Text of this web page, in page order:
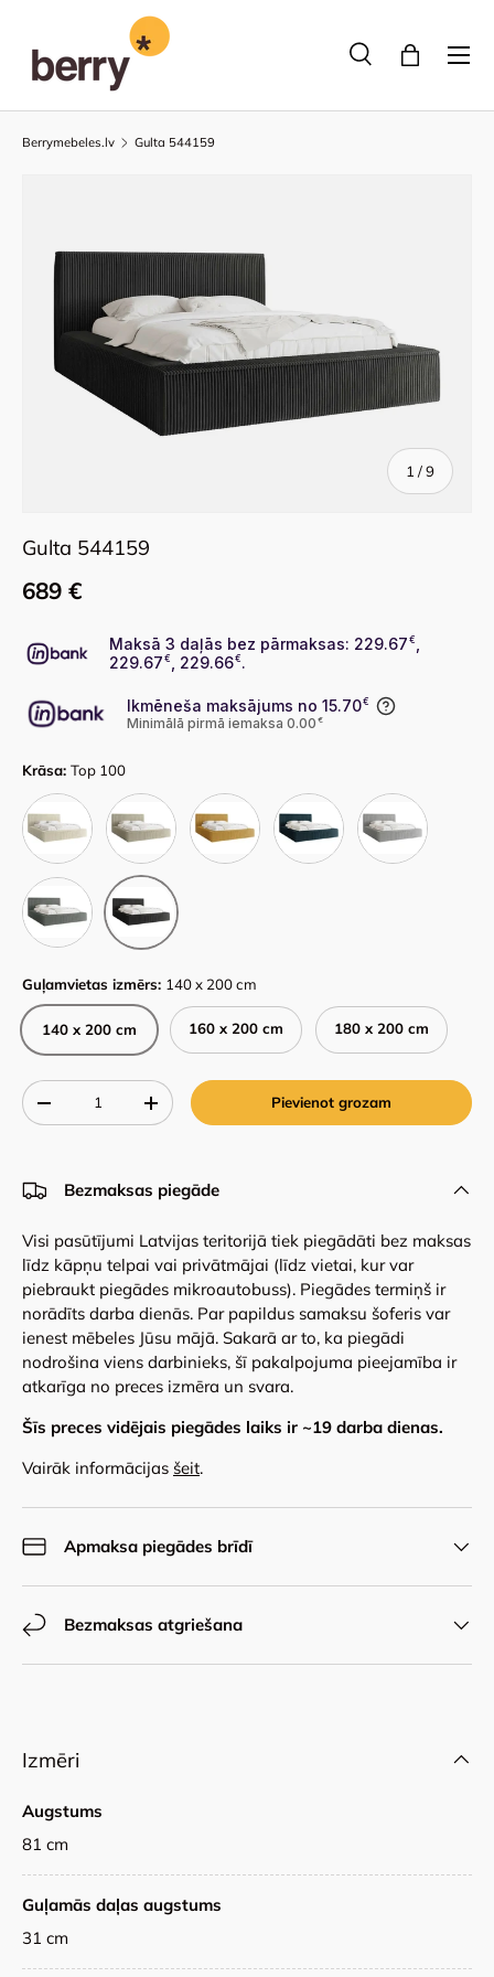
Pāriet uz saturu
Meklēt
Meklēšana
Bag
Izvēlne
Berrymebeles.lv Gulta 544159
1 /of
9
Gulta 544159
689 €
Maksā 3 daļās bez pārmaksas: 229.67 €
229.67 € , 229.66€ .
Ikmēneša maksājums no 15.70€
Minimālā pirmā iemaksa 0.00 €
Krāsa: Top 100
Top 02 Top 20 Top 48 Top 88 Top 90
Top 95 Top 100
Guļamvietas izmērs: 140 x 200 cm
140 x 200 cm 160 x 200 cm 180 x 200 cm
Qty
-
+ Pievienot grozam
Bezmaksas piegāde
Visi pasūtījumi Latvijas teritorijā tiek piegādāti bez maksas
līdz kāpņu telpai vai privātmājai (līdz vietai, kur var
piebraukt piegādes mikroautobuss). Piegādes termiņš ir
norādīts darba dienās. Par papildus samaksu šoferis var
ienest mēbeles Jūsu mājā. Sakarā ar to, ka piegādi
nodrošina viens darbinieks, šī pakalpojuma pieejamība ir
atkarīga no preces izmēra un svara.
Šīs preces vidējais piegādes laiks ir ~19 darba dienas.
Vairāk informācijas šeit.
Apmaksa piegādes brīdī
Bezmaksas atgriešana
Izmēri
Augstums
81 cm
Guļamās daļas augstums
31 cm